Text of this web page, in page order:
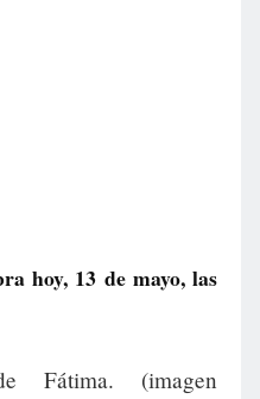
hoy, 13 de mayo, las
Fátima. (imagen